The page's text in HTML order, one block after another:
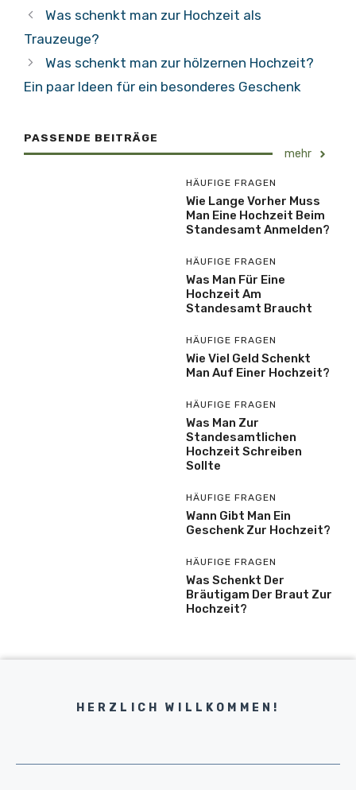
Was schenkt man zur Hochzeit als
Trauzeuge?
Was schenkt man zur hölzernen Hochzeit?
Ein paar Ideen für ein besonderes Geschenk
PASSENDE BEITRÄGE
mehr
HÄUFIGE FRAGEN
Wie Lange Vorher Muss
Man Eine Hochzeit Beim
Standesamt Anmelden?
HÄUFIGE FRAGEN
Was Man Für Eine
Hochzeit Am
Standesamt Braucht
HÄUFIGE FRAGEN
Wie Viel Geld Schenkt
Man Auf Einer Hochzeit?
HÄUFIGE FRAGEN
Was Man Zur
Standesamtlichen
Hochzeit Schreiben
Sollte
HÄUFIGE FRAGEN
Wann Gibt Man Ein
Geschenk Zur Hochzeit?
HÄUFIGE FRAGEN
Was Schenkt Der
Bräutigam Der Braut Zur
Hochzeit?
HERZLICH WILLKOMMEN!